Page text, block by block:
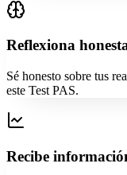
Reflexiona
Sé honesto sobre tus
este Test PAS.
Recibe